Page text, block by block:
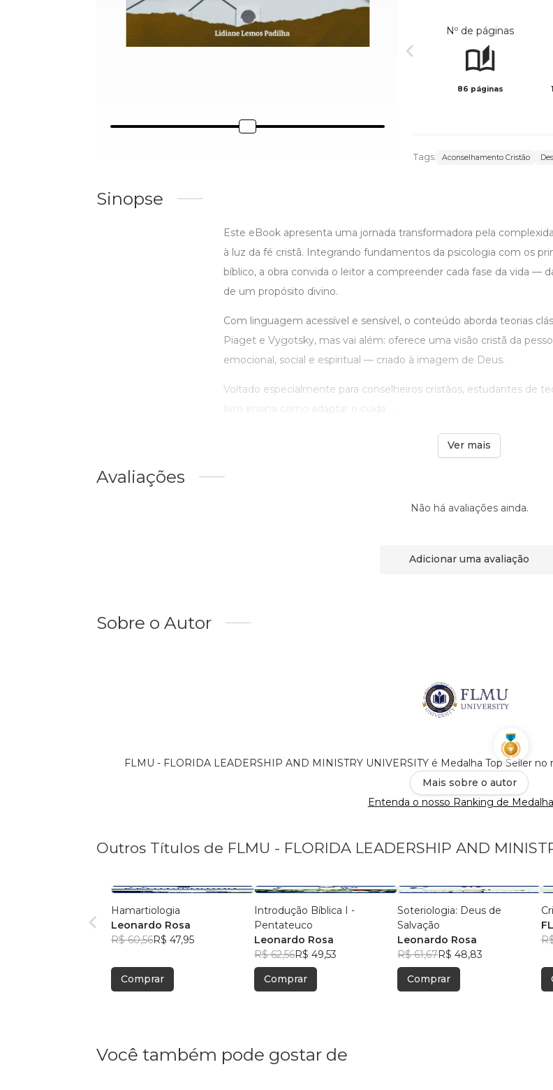
Nº de páginas
86 páginas
Tags: Aconselhamento Cristão
Sinopse
Este eBook apresenta uma jornada transformadora pela
à luz da fé cristã. Integrando fundamentos da psicologia com os
bíblico, a obra convida o leitor a compreender cada fase da vida —
de um propósito divino.
Com linguagem acessível e sensível, o conteúdo aborda teorias
Piaget e Vygotsky, mas vai além: oferece uma visão cristã da
emocional, social e espiritual — criado à imagem de Deus.
Voltado especialmente para conselheiros cristãos, estudantes de
livro ensina como adaptar o cuida ...
Ver mais
Avaliações
Não há avaliações ainda.
Adicionar uma avaliação
Sobre o Autor
FLMU - FLORIDA LEADERSHIP AND MINISTRY UNIVERSITY é Medalha Top Seller
Mais sobre o autor
Entenda o nosso Ranking de
Outros Títulos de FLMU - FLORIDA LEADERSHIP AND
Hamartiologia
Leonardo Rosa
R$ 60,56R$ 47,95
Comprar
Introdução Bíblica I -
Pentateuco
Leonardo Rosa
R$ 62,56R$ 49,53
Comprar
Soteriologia: Deus de
Salvação
Leonardo Rosa
R$ 61,67R$ 48,83
Comprar
Você também pode gostar de